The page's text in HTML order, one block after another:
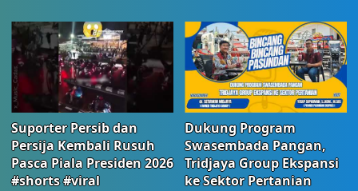
Suporter Persib dan
Persija Kembali Rusuh
Pasca Piala Presiden 2026
#shorts #viral
Dukung Program
Swasembada Pangan,
Tridjaya Group Ekspansi
ke Sektor Pertanian